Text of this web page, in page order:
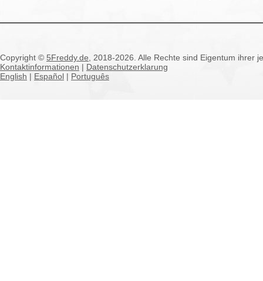
Copyright © 5Freddy.de , 2018-2026. Alle Rechte sind Eigentum ihrer
Kontaktinformationen | Datenschutzerklarung
English | Español | Português